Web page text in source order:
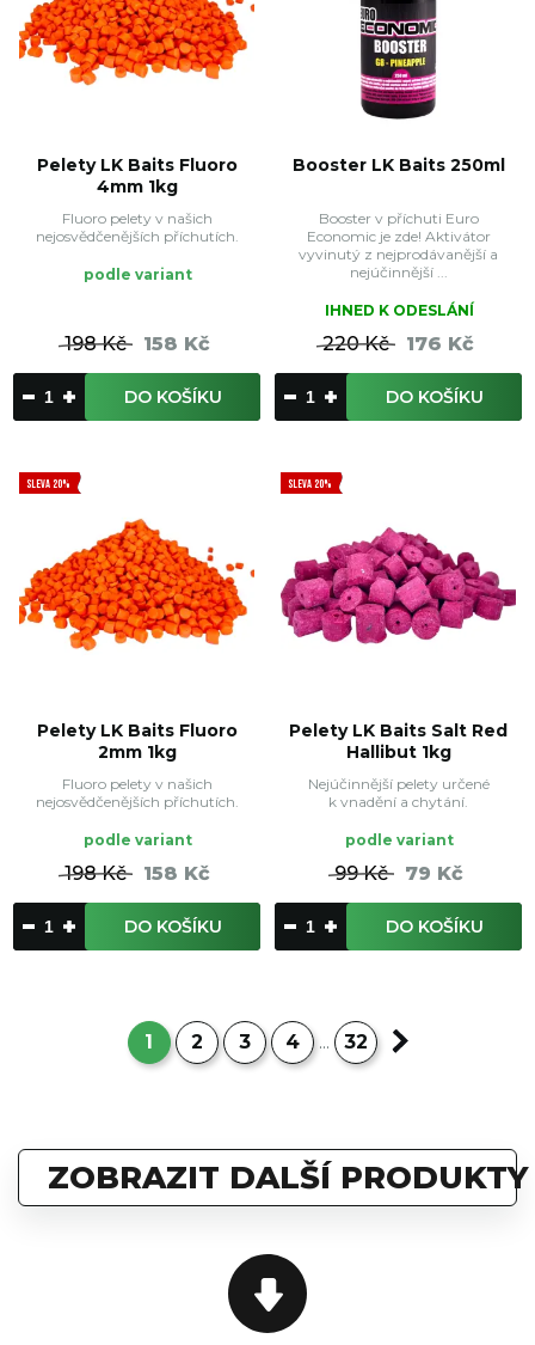
Pelety LK Baits Fluoro
4mm 1kg
Fluoro pelety v našich
nejosvědčenějších příchutích.
podle variant
198 Kč 158 Kč
DO KOŠÍKU
Booster LK Baits 250ml
Booster v příchuti Euro
Economic je zde! Aktivátor
vyvinutý z nejprodávanější a
nejúčinnější ...
IHNED K ODESLÁNÍ
220 Kč 176 Kč
DO KOŠÍKU
SLEVA 20%
Pelety LK Baits Fluoro
2mm 1kg
Fluoro pelety v našich
nejosvědčenějších příchutích.
podle variant
198 Kč 158 Kč
DO KOŠÍKU
SLEVA 20%
Pelety LK Baits Salt Red
Hallibut 1kg
Nejúčinnější pelety určené
k vnadění a chytání.
podle variant
99 Kč 79 Kč
DO KOŠÍKU
1 2 3 4 ... 32
ZOBRAZIT DALŠÍ PRODUKTY